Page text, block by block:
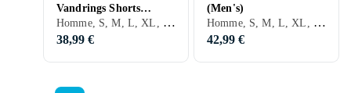
Vandrings Shorts
(Homme)
Homme, S, M, L, XL, XXL, Noir, Gris, Bleu, Jaune, Or, Vert, Beige
38,99 €
(Men's)
Homme, S, M, L, XL, Noir
42,99 €